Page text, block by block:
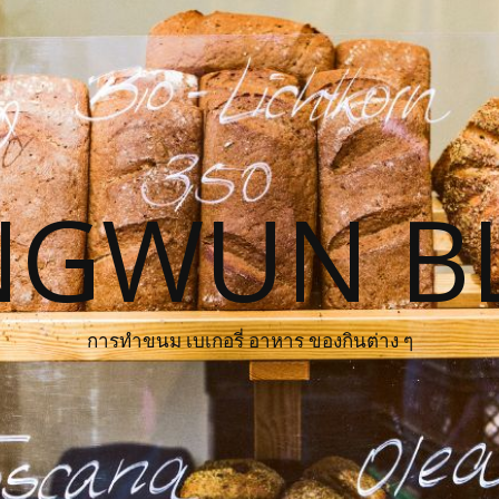
การทำขนม เบเกอรี่ อาหาร ของกินต่าง ๆ